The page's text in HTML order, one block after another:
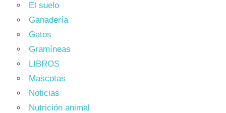
El suelo
Ganadería
Gatos
Gramíneas
LIBROS
Mascotas
Noticias
Nutrición animal